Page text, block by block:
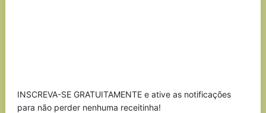
INSCREVA-SE GRATUITAMENTE e ative as notificações
para não perder nenhuma receitinha!